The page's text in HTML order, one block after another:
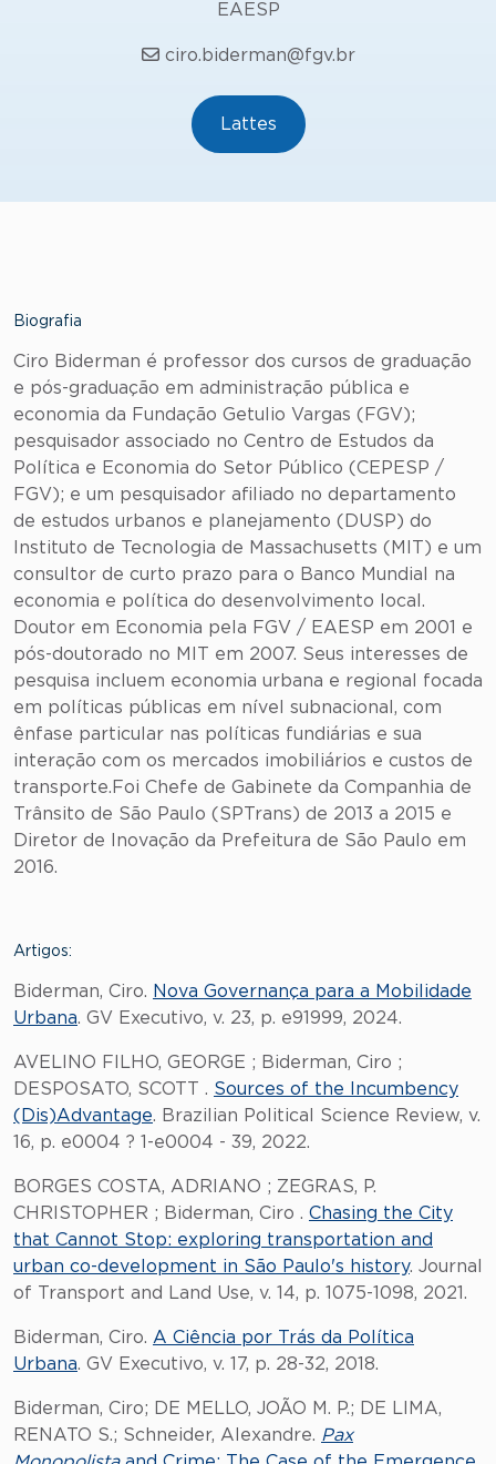
EAESP
ciro.biderman@fgv.br
Lattes
Biografia
Ciro Biderman é professor dos cursos de graduação
e pós-graduação em administração pública e
economia da Fundação Getulio Vargas (FGV);
pesquisador associado no Centro de Estudos da
Política e Economia do Setor Público (CEPESP /
FGV); e um pesquisador afiliado no departamento
de estudos urbanos e planejamento (DUSP) do
Instituto de Tecnologia de Massachusetts (MIT) e um
consultor de curto prazo para o Banco Mundial na
economia e política do desenvolvimento local.
Doutor em Economia pela FGV / EAESP em 2001 e
pós-doutorado no MIT em 2007. Seus interesses de
pesquisa incluem economia urbana e regional focada
em políticas públicas em nível subnacional, com
ênfase particular nas políticas fundiárias e sua
interação com os mercados imobiliários e custos de
transporte.Foi Chefe de Gabinete da Companhia de
Trânsito de São Paulo (SPTrans) de 2013 a 2015 e
Diretor de Inovação da Prefeitura de São Paulo em
2016.
Artigos:
Biderman, Ciro. Nova Governança para a Mobilidade
Urbana. GV Executivo, v. 23, p. e91999, 2024.
AVELINO FILHO, GEORGE ; Biderman, Ciro ;
DESPOSATO, SCOTT . Sources of the Incumbency
(Dis)Advantage. Brazilian Political Science Review, v.
16, p. e0004 ? 1-e0004 - 39, 2022.
BORGES COSTA, ADRIANO ; ZEGRAS, P.
CHRISTOPHER ; Biderman, Ciro . Chasing the City
that Cannot Stop: exploring transportation and
urban co-development in São Paulo's history. Journal
of Transport and Land Use, v. 14, p. 1075-1098, 2021.
Biderman, Ciro. A Ciência por Trás da Política
Urbana. GV Executivo, v. 17, p. 28-32, 2018.
Biderman, Ciro; DE MELLO, JOÃO M. P.; DE LIMA,
RENATO S.; Schneider, Alexandre. Pax